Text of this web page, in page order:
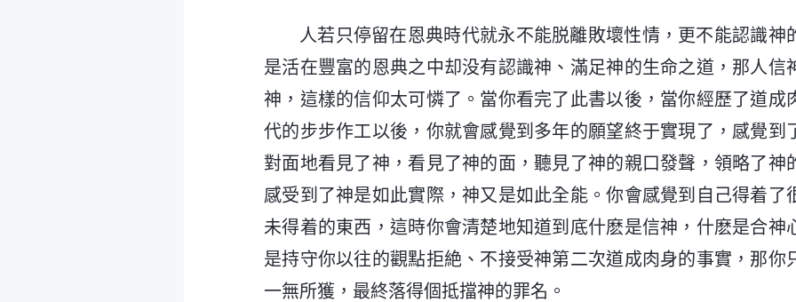
人若只停留在恩典時代就永不能脱離敗壞性情，更不能認識神
是活在豐富的恩典之中却没有認識神、滿足神的生命之道，那人信
神，這樣的信仰太可憐了。當你看完了此書以後，當你經歷了道成
代的步步作工以後，你就會感覺到多年的願望終于實現了，感覺到
對面地看見了神，看見了神的面，聽見了神的親口發聲，領略了神
感受到了神是如此實際，神又是如此全能。你會感覺到自己得着了
未得着的東西，這時你會清楚地知道到底什麽是信神，什麽是合神
是持守你以往的觀點拒絶、不接受神第二次道成肉身的事實，那你
一無所獲，最終落得個抵擋神的罪名。